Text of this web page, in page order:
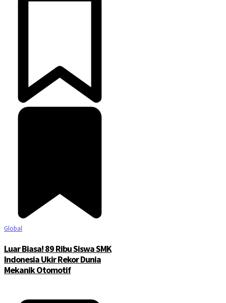
Global
Luar Biasa! 89 Ribu Siswa SMK
Indonesia Ukir Rekor Dunia
Mekanik Otomotif